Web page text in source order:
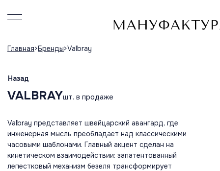
Главная Бренды Valbray
Назад
VALBRAYшт. в продаже
Valbray представляет швейцарский авангард, где
инженерная мысль преобладает над классическими
часовыми шаблонами. Главный акцент сделан на
кинетическом взаимодействии: запатентованный
лепестковый механизм безеля трансформирует